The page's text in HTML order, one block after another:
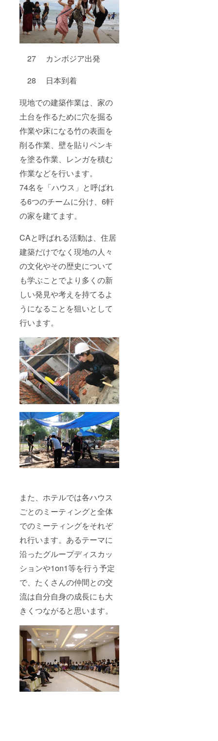
27 カンボジア出発
28 日本到着
現地での建築作業は、家の
土台を作るために穴を掘る
作業や床になる竹の表面を
削る作業、壁を貼りペンキ
を塗る作業、レンガを積む
作業などを行います。
74名を「ハウス」と呼ばれ
る6つのチームに分け、6軒
の家を建てます。
CAと呼ばれる活動は、住居
建築だけでなく現地の人々
の文化やその歴史について
も学ぶことでより多くの新
しい発見や考えを持てるよ
うになることを狙いとして
行います。
また、ホテルでは各ハウス
ごとのミーティングと全体
でのミーティングをそれぞ
れ行います。あるテーマに
沿ったグループディスカッ
ションや1on1等を行う予定
で、たくさんの仲間との交
流は自分自身の成長にも大
きくつながると思います。